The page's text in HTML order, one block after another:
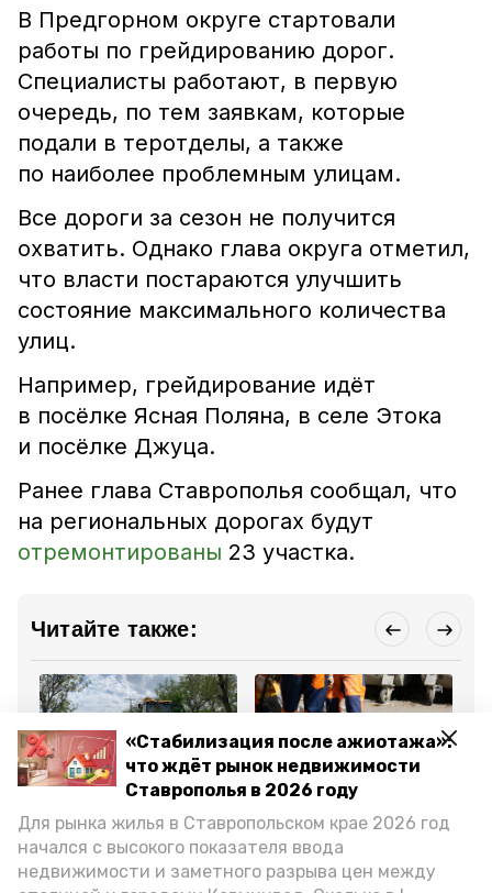
«Стабилизация после ажиотажа»:
что ждёт рынок недвижимости
Ставрополья в 2026 году
Для рынка жилья в Ставропольском крае 2026 год
начался с высокого показателя ввода
недвижимости и заметного разрыва цен между
В Предгорном округе стартовали
работы по грейдированию дорог.
Специалисты работают, в первую
очередь, по тем заявкам, которые
подали в теротделы, а также
по наиболее проблемным улицам.
Все дороги за сезон не получится
охватить. Однако глава округа отметил,
что власти постараются улучшить
состояние максимального количества
улиц.
Например, грейдирование идёт
в посёлке Ясная Поляна, в селе Этока
и посёлке Джуца.
Ранее глава Ставрополья сообщал, что
на региональных дорогах будут
отремонтированы 23 участка.
Читайте также:
27 марта 2025, 09:59
Реконструкция дороги к
дому ветерана ВОВ
началась в Предгорье
ЖКХ
26 марта 2025, 17:21
Ремонт дороги начали в
посёлке Чкалова в
Предгорье